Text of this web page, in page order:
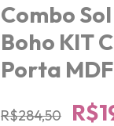
Combo
Boho KIT
Porta MDF
R$284,50